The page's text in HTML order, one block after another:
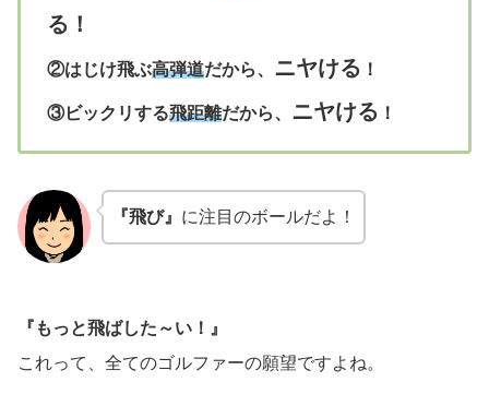
る！
②はじけ飛ぶ高弾道だから、 ニヤける ！
③ビックリする飛距離だから、 ニヤける ！
『飛び』 に注目のボールだよ！
『もっと飛ばした～い！』
これって、全てのゴルファーの願望ですよね。